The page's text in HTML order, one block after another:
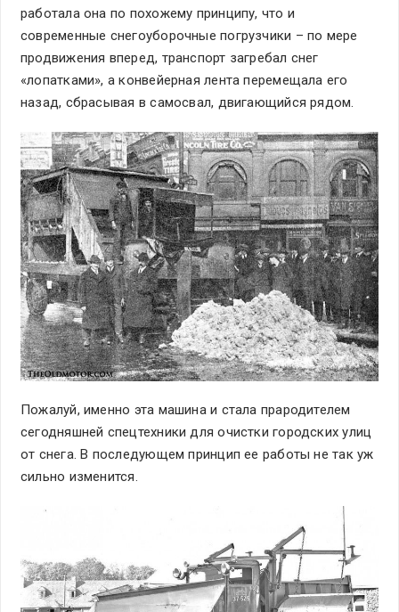
работала она по похожему принципу, что и
современные снегоуборочные погрузчики – по мере
продвижения вперед, транспорт загребал снег
«лопатками», а конвейерная лента перемещала его
назад, сбрасывая в самосвал, двигающийся рядом.
Пожалуй, именно эта машина и стала прародителем
сегодняшней спецтехники для очистки городских улиц
от снега. В последующем принцип ее работы не так уж
сильно изменится.